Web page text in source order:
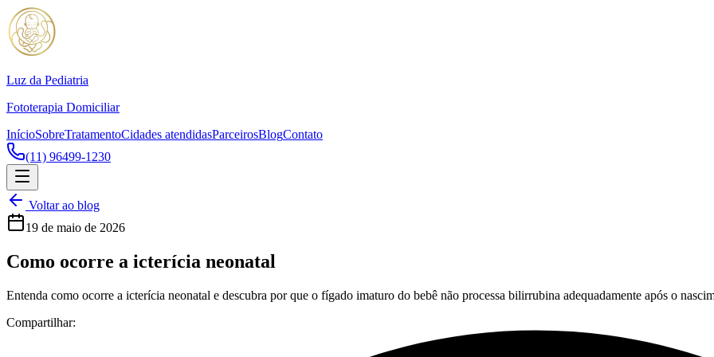
Luz da Pediatria
Fototerapia Domiciliar
InícioSobreTratamentoCidades atendidasParceirosBlogContato
(11) 96499-1230
Voltar ao blog
19 de maio de 2026
Como ocorre a icterícia neonatal
Entenda como ocorre a icterícia neonatal e descubra por que o fígado imaturo do bebê não processa bilirrubina adequadamente após o
Compartilhar: